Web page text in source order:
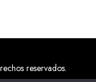
reservados.